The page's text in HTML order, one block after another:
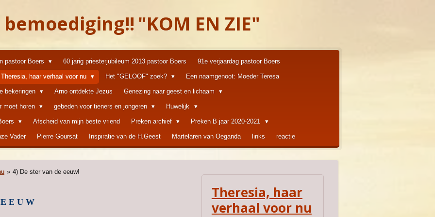
"KOM EN ZIE"
pastoor Boers 60 jarig priesterjubileum 2013 pastoor Boers 91e verjaardag pastoor Boers
Theresia, haar verhaal voor nu Het "GELOOF" zoek? Een naamgenoot: Moeder Teresa
bekeringen Arno ontdekte Jezus Genezing naar geest en lichaam
moet horen gebeden voor tieners en jongeren Huwelijk
Afscheid van mijn beste vriend Preken archief Preken B jaar 2020-2021
Vader Pierre Goursat Inspiratie van de H.Geest Martelaren van Oeganda links reactie
» 4) De ster van de eeuw!
E U W
Theresia, haar
verhaal voor nu